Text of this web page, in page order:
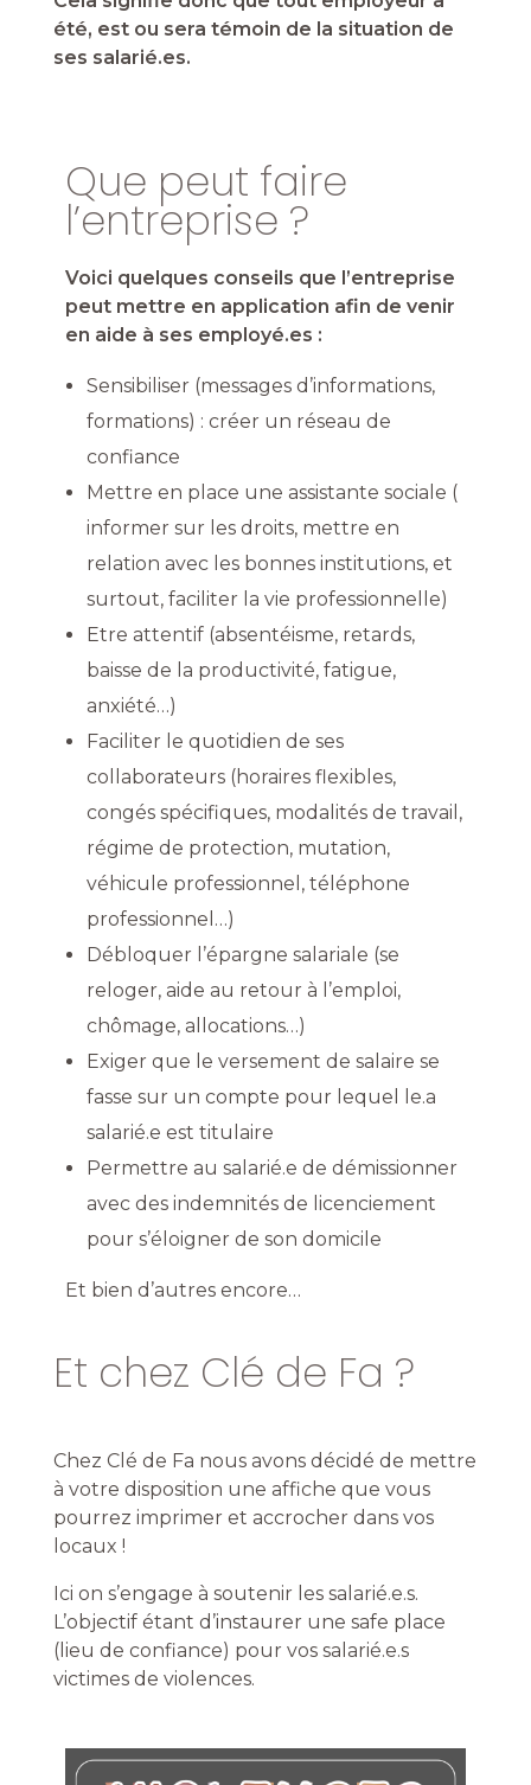
été, est ou sera témoin de la situation de
ses salarié.es.
Que peut faire
l’entreprise ?
Voici quelques conseils que l’entreprise
peut mettre en application afin de venir
en aide à ses employé.es :
Sensibiliser (messages d’informations,
formations) : créer un réseau de
confiance
Mettre en place une assistante sociale (
informer sur les droits, mettre en
relation avec les bonnes institutions, et
surtout, faciliter la vie professionnelle)
Etre attentif (absentéisme, retards,
baisse de la productivité, fatigue,
anxiété…)
Faciliter le quotidien de ses
collaborateurs (horaires flexibles,
congés spécifiques, modalités de travail,
régime de protection, mutation,
véhicule professionnel, téléphone
professionnel…)
Débloquer l’épargne salariale (se
reloger, aide au retour à l’emploi,
chômage, allocations…)
Exiger que le versement de salaire se
fasse sur un compte pour lequel le.a
salarié.e est titulaire
Permettre au salarié.e de démissionner
avec des indemnités de licenciement
pour s’éloigner de son domicile
Et bien d’autres encore…
Et chez Clé de Fa ?
Chez Clé de Fa nous avons décidé de mettre
à votre disposition une affiche que vous
pourrez imprimer et accrocher dans vos
locaux !
Ici on s’engage à soutenir les salarié.e.s.
L’objectif étant d’instaurer une safe place
(lieu de confiance) pour vos salarié.e.s
victimes de violences.